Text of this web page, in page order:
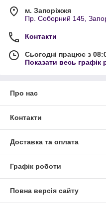
м. Запоріжжя
Пр. Соборний 145,
Контакти
Сьогодні працює з
Показати весь графік
Про нас
Контакти
Доставка та оплата
Графік роботи
Повна версія сайту